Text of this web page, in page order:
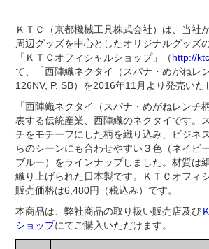
ＫＴＣ（京都機械工具株式会社）は、当社
周辺グッズを中心としたオリジナルグッズ
「ＫＴＣオフィシャルショップ」（http://
て、「西陣織ネクタイ（スパナ・めがねレ
126NV, P, SB）を2016年11月より発売いた
「西陣織ネクタイ（スパナ・めがねレンチ
表する伝統産業、西陣織のネクタイです。
チをモチーフにした柄を織り込み、ビジネ
らのシーンにも合わせやすい３色（ネイビ
ブルー）をラインナップしました。材質は
織り上げられた日本製です。ＫＴＣオフィ
販売価格は6,480円（税込み）です。
本商品は、弊社商品の取り扱い販売店及び
ショップにてご購入いただけます。